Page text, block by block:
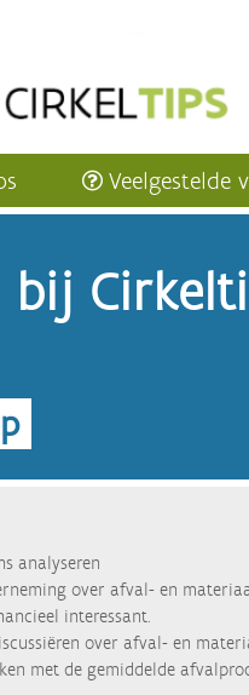
Veelgestelde
bij
analyseren
over afval- en
interessant.
over afval- en
met de gemiddelde